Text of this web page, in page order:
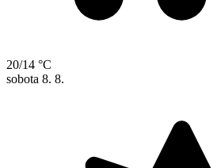
20/14 °C
sobota 8. 8.